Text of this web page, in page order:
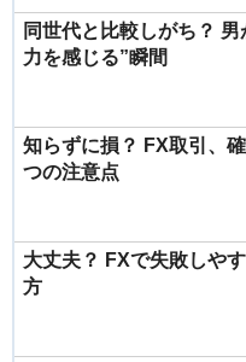
同世代と比較しがち？
力を感じる”瞬間
知らずに損？ FX取引、
つの注意点
大丈夫？ FXで失敗しや
方